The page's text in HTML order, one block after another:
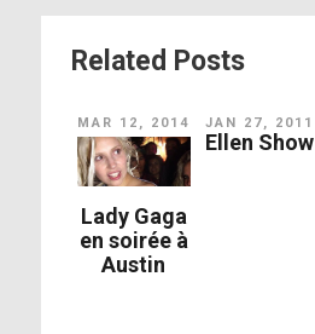
Related Posts
MAR 12, 2014
Lady Gaga
en soirée à
Austin
JAN 27, 2011
Ellen Show